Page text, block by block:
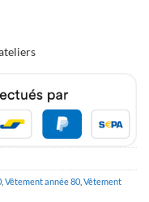
Vêtement année 80 Vêtement